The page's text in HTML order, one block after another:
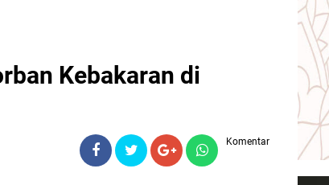
Kebakaran di
Komentar